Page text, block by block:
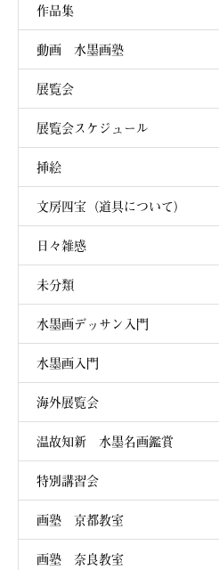
作品集
動画 水墨画塾
展覧会
展覧会スケジュール
挿絵
文房四宝（道具について）
日々雑感
未分類
水墨画デッサン入門
水墨画入門
海外展覧会
温故知新 水墨名画鑑賞
特別講習会
画塾 京都教室
画塾 奈良教室